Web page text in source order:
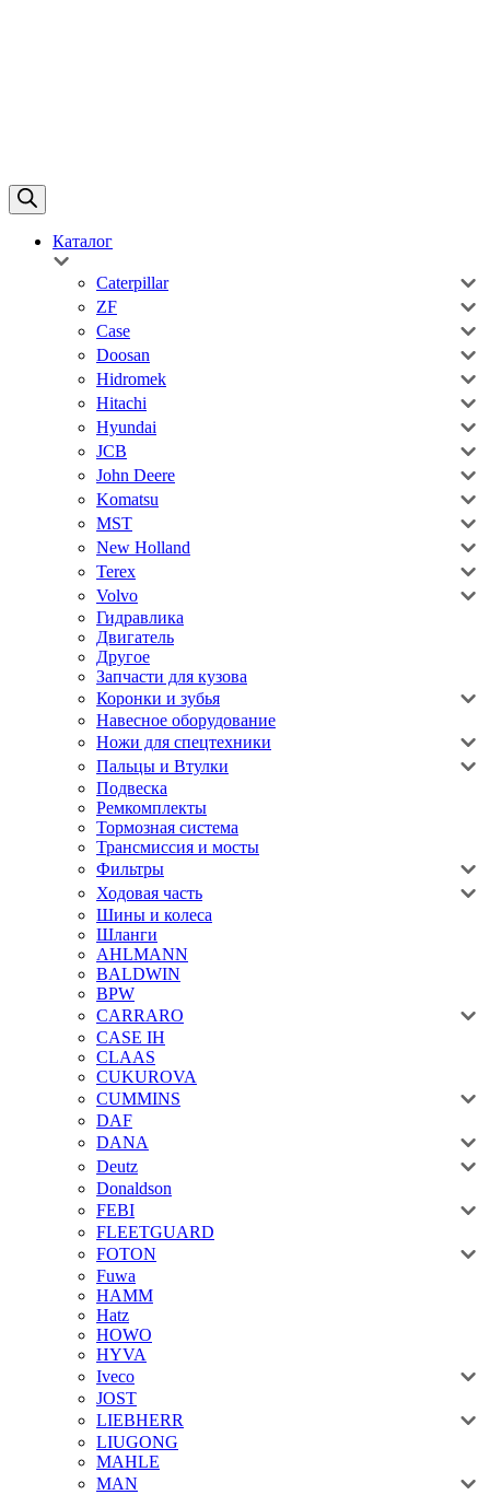
Каталог
Caterpillar
ZF
Case
Doosan
Hidromek
Hitachi
Hyundai
JCB
John Deere
Komatsu
MST
New Holland
Terex
Volvo
Гидравлика
Двигатель
Другое
Запчасти для кузова
Коронки и зубья
Навесное оборудование
Ножи для спецтехники
Пальцы и Втулки
Подвеска
Ремкомплекты
Тормозная система
Трансмиссия и мосты
Фильтры
Ходовая часть
Шины и колеса
Шланги
AHLMANN
BALDWIN
BPW
CARRARO
CASE IH
CLAAS
CUKUROVA
CUMMINS
DAF
DANA
Deutz
Donaldson
FEBI
FLEETGUARD
FOTON
Fuwa
HAMM
Hatz
HOWO
HYVA
Iveco
JOST
LIEBHERR
LIUGONG
MAHLE
MAN